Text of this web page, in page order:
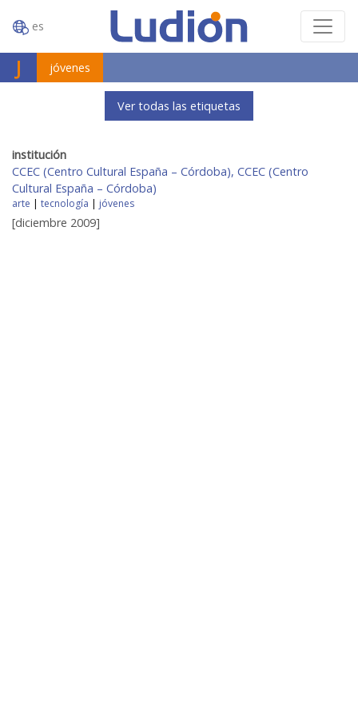
es
J jóvenes
Ver todas las etiquetas
institución
CCEC (Centro Cultural España – Córdoba), CCEC (Centro
Cultural España – Córdoba)
arte | tecnología | jóvenes
[diciembre 2009]